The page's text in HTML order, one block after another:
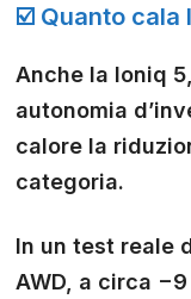
☑️ Quanto cala
Anche la Ioniq
autonomia
calore la
categoria.
In un test reale
AWD, a circa −9